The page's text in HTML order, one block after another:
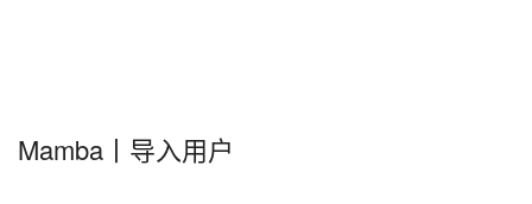
Mamba丨导入用户